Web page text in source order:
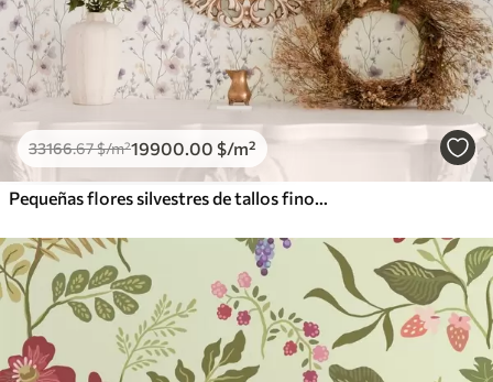
33166.67$/m²19900.00 $/m²
Pequeñas flores silvestres de tallos finos sobre fondo claro